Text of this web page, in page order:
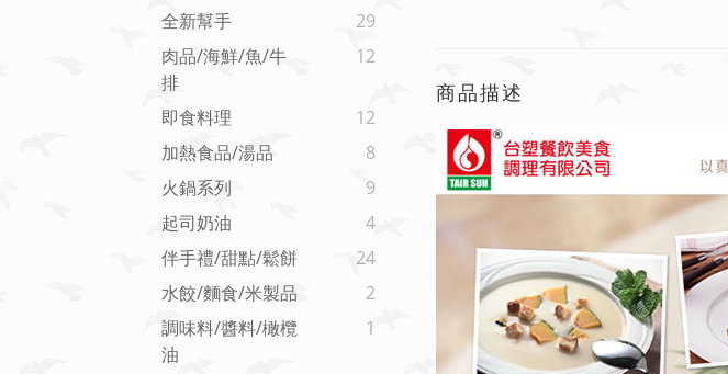
全新幫手
29
肉品/海鮮/魚/牛
排
12
即食料理
12
加熱食品/湯品
8
火鍋系列
9
起司奶油
4
伴手禮/甜點/鬆餅
24
水餃/麵食/米製品
2
調味料/醬料/橄欖
油
1
商品描述